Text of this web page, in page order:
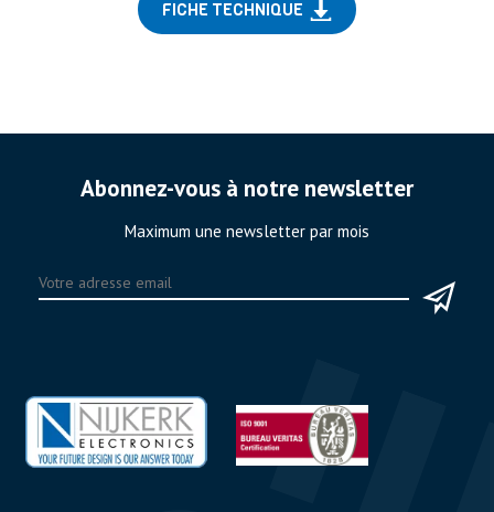
FICHE TECHNIQUE
Abonnez-vous à notre newsletter
Maximum une newsletter par mois